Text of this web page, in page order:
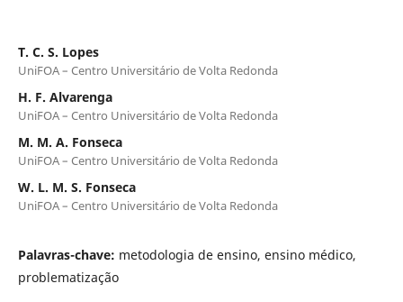
T. C. S. Lopes
UniFOA – Centro Universitário de Volta Redonda
H. F. Alvarenga
UniFOA – Centro Universitário de Volta Redonda
M. M. A. Fonseca
UniFOA – Centro Universitário de Volta Redonda
W. L. M. S. Fonseca
UniFOA – Centro Universitário de Volta Redonda
Palavras-chave: metodologia de ensino, ensino médico,
problematização